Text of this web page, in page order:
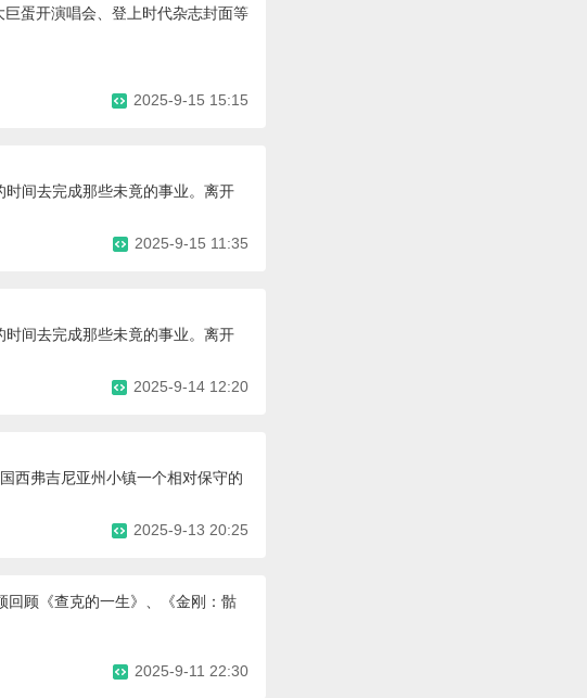
蛋开演唱会、登上时代杂志封面等
2025-9-15 15:15
间去完成那些未竟的事业。离开
2025-9-15 11:35
间去完成那些未竟的事业。离开
2025-9-14 12:20
西弗吉尼亚州小镇一个相对保守的
2025-9-13 20:25
回顾《查克的一生》、《金刚：骷
2025-9-11 22:30